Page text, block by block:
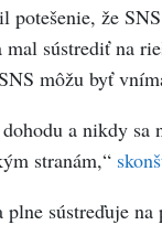
že
sústrediť na
môžu byť
a nikdy sa
stranám,“
sústreďuje